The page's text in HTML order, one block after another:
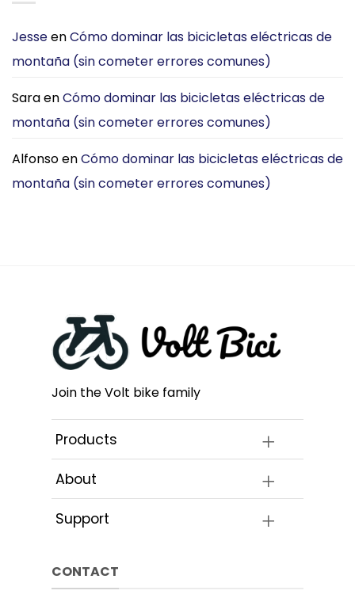
por
Ciudad?
qué
elijo
C3
viajar
la
ciudad
JesseenCómo dominar las bicicletas eléctricas de
montaña (sin cometer errores comunes)
SaraenCómo dominar las bicicletas eléctricas de
montaña (sin cometer errores comunes)
AlfonsoenCómo dominar las bicicletas eléctricas de
montaña (sin cometer errores comunes)
Join the Volt bike family
Products
About
Support
CONTACT